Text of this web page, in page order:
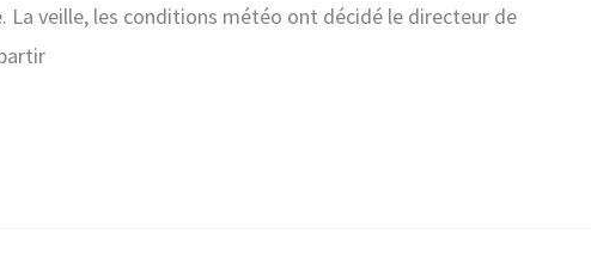
La veille, les conditions météo ont décidé le directeur de